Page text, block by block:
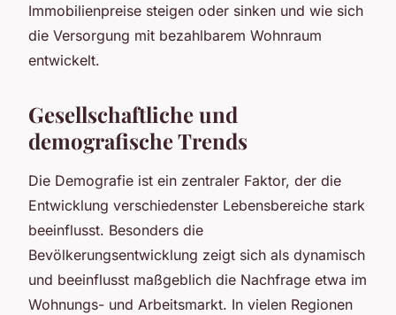
Immobilienpreise steigen oder sinken und wie sich
die Versorgung mit bezahlbarem Wohnraum
entwickelt.
Gesellschaftliche und
demografische Trends
Die Demografie ist ein zentraler Faktor, der die
Entwicklung verschiedenster Lebensbereiche stark
beeinflusst. Besonders die
Bevölkerungsentwicklung zeigt sich als dynamisch
und beeinflusst maßgeblich die Nachfrage etwa im
Wohnungs- und Arbeitsmarkt. In vielen Regionen